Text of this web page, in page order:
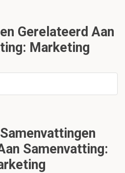
Gerelateerd Aan
Marketing
Samenvatting: